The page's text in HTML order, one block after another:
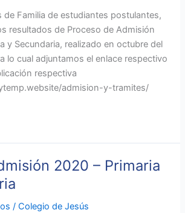
de Familia de estudiantes postulantes,
resultados de Proceso de Admisión
y Secundaria, realizado en octubre del
lo cual adjuntamos el enlace respectivo
respectiva
admision-y-tramites/
2020 – Primaria
/Colegio de Jesús